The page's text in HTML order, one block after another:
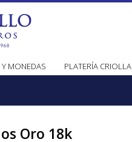
MONEDAS PLATERÍA CRIOLLA
Oro 18k